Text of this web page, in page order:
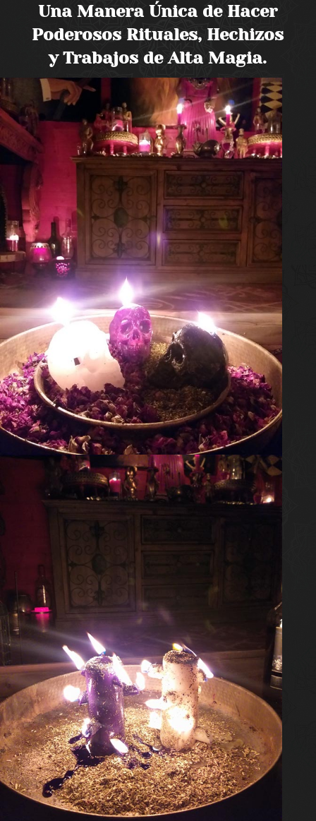
Una Manera Única de Hacer
Poderosos Rituales, Hechizos
y Trabajos de Alta Magia.